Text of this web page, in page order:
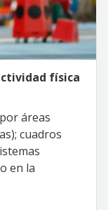
física
áreas
cuadros
en la